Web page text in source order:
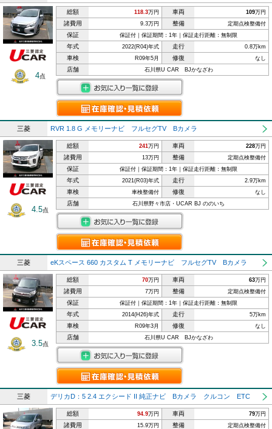
4点
総額 118.3万円 車両 109万円
諸費用 9.3万円 整備 定期点検整備付
保証 保証付｜保証期間：1年｜保証走行距離：無制限
年式 2022(R04)年式 走行 0.8万km
車検 R09年5月 修復 なし
店舗 石川県U CAR BJかなざわ
三菱 RVR 1.8 G メモリーナビ フルセグTV Bカメラ
4.5点
総額 241万円 車両 228万円
諸費用 13万円 整備 定期点検整備付
保証 保証付｜保証期間：1年｜保証走行距離：無制限
年式 2021(R03)年式 走行 2.9万km
車検 車検整備付 修復 なし
店舗 石川県野々市店・UCAR BJ ののいち
三菱 eKスペース 660 カスタム T メモリーナビ フルセグTV Bカメラ
3.5点
総額 70万円 車両 63万円
諸費用 7万円 整備 定期点検整備付
保証 保証付｜保証期間：1年｜保証走行距離：無制限
年式 2014(H26)年式 走行 5万km
車検 R09年3月 修復 なし
店舗 石川県U CAR BJかなざわ
三菱 デリカD：5 2.4 エクシード II 純正ナビ Bカメラ クルコン ETC
総額 94.9万円 車両 79万円
諸費用 15.9万円 整備 定期点検整備付